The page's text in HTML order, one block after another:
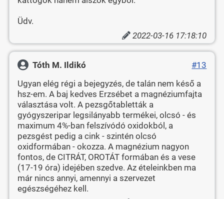
Üdv.
2022-03-16 17:18:10
Tóth M. Ildikó
#13
Ugyan elég régi a bejegyzés, de talán nem késő a
hsz-em. A baj kedves Erzsébet a magnéziumfajta
választása volt. A pezsgőtabletták a
gyógyszeripar legsilányabb termékei, olcsó - és
maximum 4%-ban felszívódó oxidokból, a
pezsgést pedig a cink - szintén olcsó
oxidformában - okozza. A magnézium nagyon
fontos, de CITRÁT, OROTÁT formában és a vese
(17-19 óra) idejében szedve. Az ételeinkben ma
már nincs annyi, amennyi a szervezet
egészségéhez kell.